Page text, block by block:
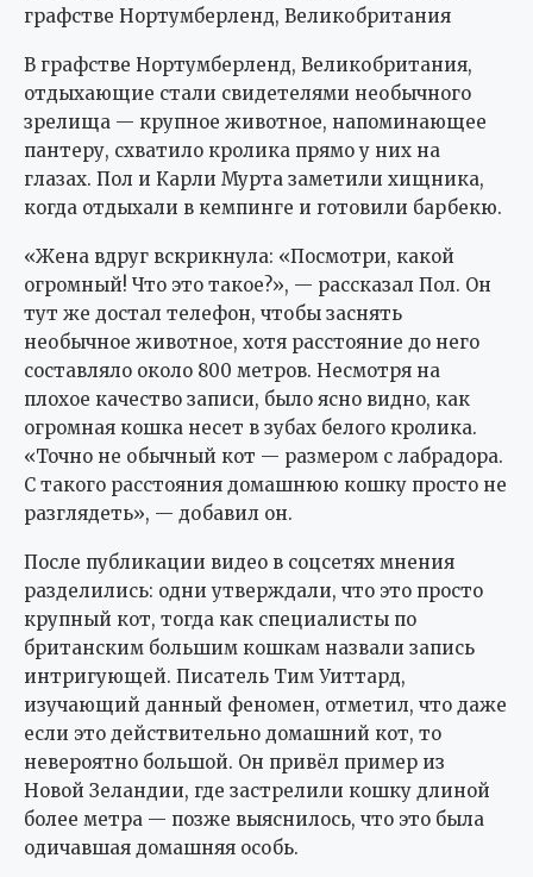
графстве Нортумберленд, Великобритания
В графстве Нортумберленд, Великобритания,
отдыхающие стали свидетелями необычного
зрелища — крупное животное, напоминающее
пантеру, схватило кролика прямо у них на
глазах. Пол и Карли Мурта заметили хищника,
когда отдыхали в кемпинге и готовили барбекю.
«Жена вдруг вскрикнула: «Посмотри, какой
огромный! Что это такое?», — рассказал Пол. Он
тут же достал телефон, чтобы заснять
необычное животное, хотя расстояние до него
составляло около 800 метров. Несмотря на
плохое качество записи, было ясно видно, как
огромная кошка несет в зубах белого кролика.
«Точно не обычный кот — размером с лабрадора.
С такого расстояния домашнюю кошку просто не
разглядеть», — добавил он.
После публикации видео в соцсетях мнения
разделились: одни утверждали, что это просто
крупный кот, тогда как специалисты по
британским большим кошкам назвали запись
интригующей. Писатель Тим Уиттард,
изучающий данный феномен, отметил, что даже
если это действительно домашний кот, то
невероятно большой. Он привёл пример из
Новой Зеландии, где застрелили кошку длиной
более метра — позже выяснилось, что это была
одичавшая домашняя особь.